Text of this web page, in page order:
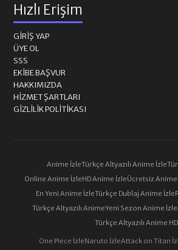
Hızlı Erişim
GIRIŞ YAP
ÜYE OL
SSS
EKIBE BAŞVUR
HAKKIMIZDA
HIZMET ŞARTLARI
GIZLILIK POLITIKASI
Anime İzleTürkçe Altyazılı Anime İzle
Online Anime İzleHD Anime İzleÜcretsiz Anime
En Yeni Anime İzleTürkçe Dublaj Anime İzle
Türkçe Altyazılı AnimeYeni Sezon Anime İzle
Türkçe Altyazılı Anime HD
One Piece İzleNaruto İzleAttack on Titan